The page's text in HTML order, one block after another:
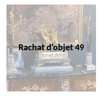
Rachat d'objet 49